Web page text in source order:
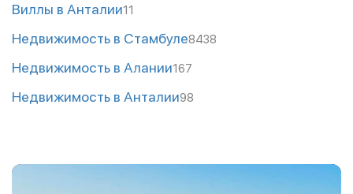
Виллы в Анталии11
Недвижимость в Стамбуле8438
Недвижимость в Алании167
Недвижимость в Анталии98